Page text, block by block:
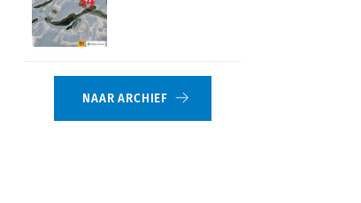
NAAR ARCHIEF